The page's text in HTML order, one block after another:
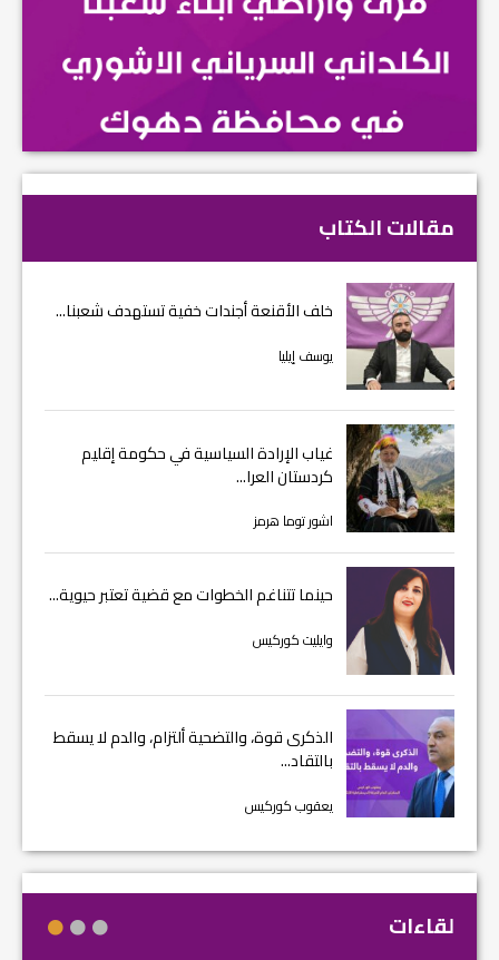
مقالات الكتاب
خلف الأقنعة أجندات خفية تستهدف شعبنا...
يوسف إيليا
غياب الإرادة السياسية في حكومة إقليم
كردستان العرا...
اشور توما هرمز
حينما تتناغم الخطوات مع قضية تعتبر حيوية...
وايليت كوركيس
الذكرى قوة، والتضحية ألتزام، والدم لا يسقط
بالتقاد...
يعقوب كوركيس
لقاءات